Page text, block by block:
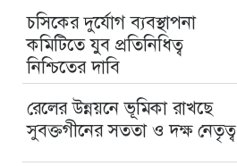
চসিকের দুর্যোগ ব্যবস্থাপনা
কমিটিতে যুব প্রতিনিধিত্ব
নিশ্চিতের দাবি
রেলের উন্নয়নে ভূমিকা রাখছে
সুবক্তগীনের সততা ও দক্ষ নেতৃত্ব